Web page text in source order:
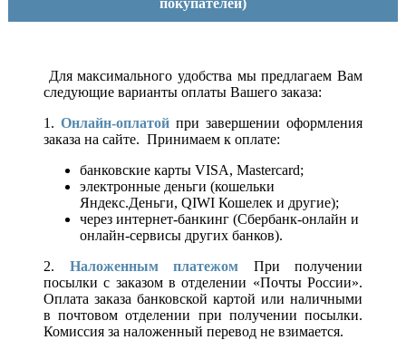
Для максимального удобства мы предлагаем Вам
следующие варианты оплаты Вашего заказа:
1. Онлайн-оплатой при завершении оформления
заказа на сайте. Принимаем к оплате:
банковские карты VISA, Mastercard;
электронные деньги (кошельки
Яндекс.Деньги, QIWI Кошелек и другие);
через интернет-банкинг (Сбербанк-онлайн и
онлайн-сервисы других банков).
2. Наложенным платежом При получении
посылки с заказом в отделении «Почты России».
Оплата заказа банковской картой или наличными
в почтовом отделении при получении посылки.
Комиссия за наложенный перевод не взимается.